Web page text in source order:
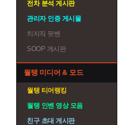
전차 분석 게시판
관리자 인증 게시물
치지직 팟벤
SOOP 게시판
월탱 미디어 & 모드
월탱 티어랭킹
월탱 인벤 영상 모음
친구 초대 게시판